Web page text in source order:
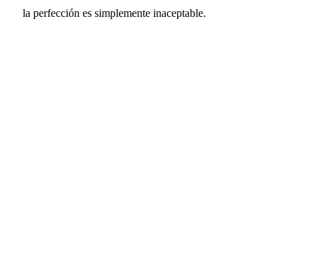
la perfección es simplemente inaceptable.